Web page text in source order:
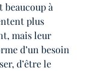
beaucoup à
plus
mais leur
d’un besoin
d’être le